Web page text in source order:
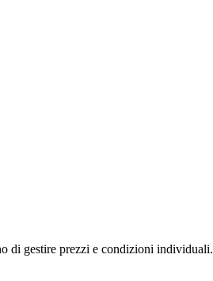
di gestire prezzi e condizioni individuali.